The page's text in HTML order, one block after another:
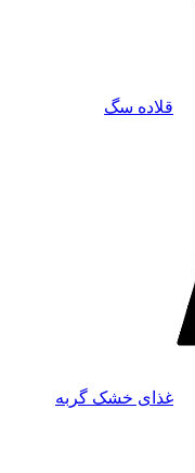
قلاده سگ
غذای خشک گربه